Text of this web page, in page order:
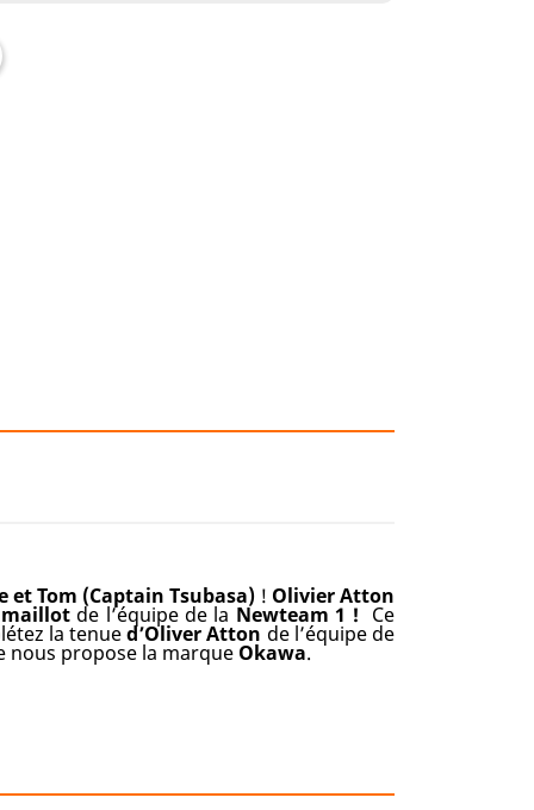
et Tom (Captain Tsubasa) ! Olivier Atton
maillot de l’équipe de la Newteam 1 ! Ce
la tenued’Oliver Atton de l’équipe de
nous propose la marque Okawa.